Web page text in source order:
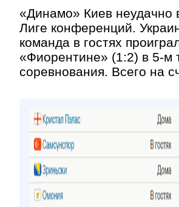
«Динамо» Киев неудачно
Лиге конференций.
команда в гостях
«Фиорентине» (1:2) в 5-м
соревнования. Всего на